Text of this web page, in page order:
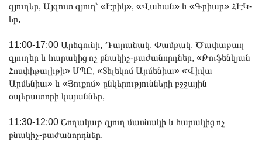
գյուղեր, Այգուտ գյուղ՝ «Էրիկ», «Վահան» և «Գրիար» ՀԷԿ-
եր,
11:00-17:00 Արեգունի, Դարանակ, Փամբակ, Ծափաթաղ
գյուղեր և հարակից ոչ բնակիչ-բաժանորդներ, «Թուֆենկյան
Հոսփիթալիթի» ՍՊԸ, «Տելեկոմ Արմենիա» «Վիվա
Արմենիա» և «Յուքոմ» ընկերությունների բջջային
օպերատորի կայաններ,
11:30-12:00 Շողակաթ գյուղ մասնակի և հարակից ոչ
բնակիչ-բաժանորդներ,